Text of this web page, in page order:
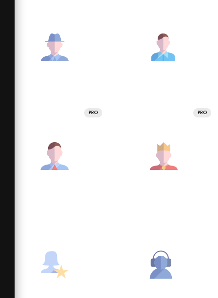
PRO PRO